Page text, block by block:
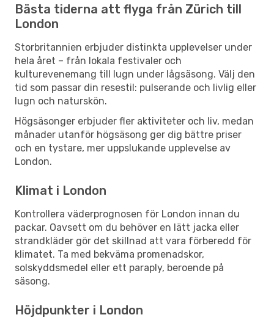
Bästa tiderna att flyga från Zürich till
London
Storbritannien erbjuder distinkta upplevelser under
hela året – från lokala festivaler och
kulturevenemang till lugn under lågsäsong. Välj den
tid som passar din resestil: pulserande och livlig eller
lugn och naturskön.
Högsäsonger erbjuder fler aktiviteter och liv, medan
månader utanför högsäsong ger dig bättre priser
och en tystare, mer uppslukande upplevelse av
London.
Klimat i London
Kontrollera väderprognosen för London innan du
packar. Oavsett om du behöver en lätt jacka eller
strandkläder gör det skillnad att vara förberedd för
klimatet. Ta med bekväma promenadskor,
solskyddsmedel eller ett paraply, beroende på
säsong.
Höjdpunkter i London